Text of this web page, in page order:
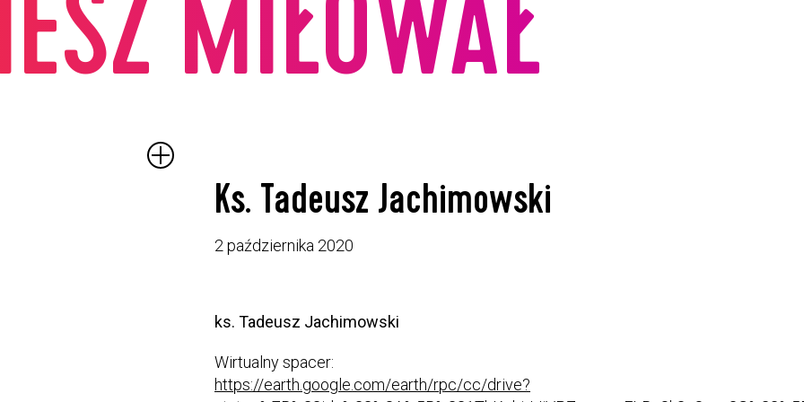
MIŁOWAŁ
Ks. Tadeusz Jachimowski
2 października 2020
ks. Tadeusz Jachimowski
Wirtualny spacer:
https://earth.google.com/earth/rpc/cc/drive?